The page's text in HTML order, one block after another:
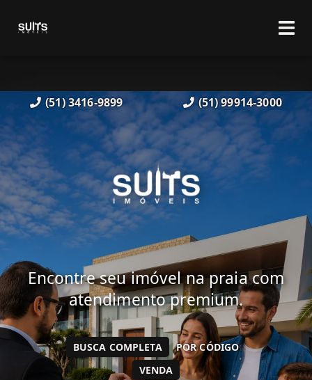
(51) 3416-9899 (51) 99914-3000
Encontre seu imóvel na praia com
atendimento premium.
VENDA
BUSCA COMPLETA POR CÓDIGO